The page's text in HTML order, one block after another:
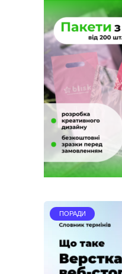
ПОРАДИ